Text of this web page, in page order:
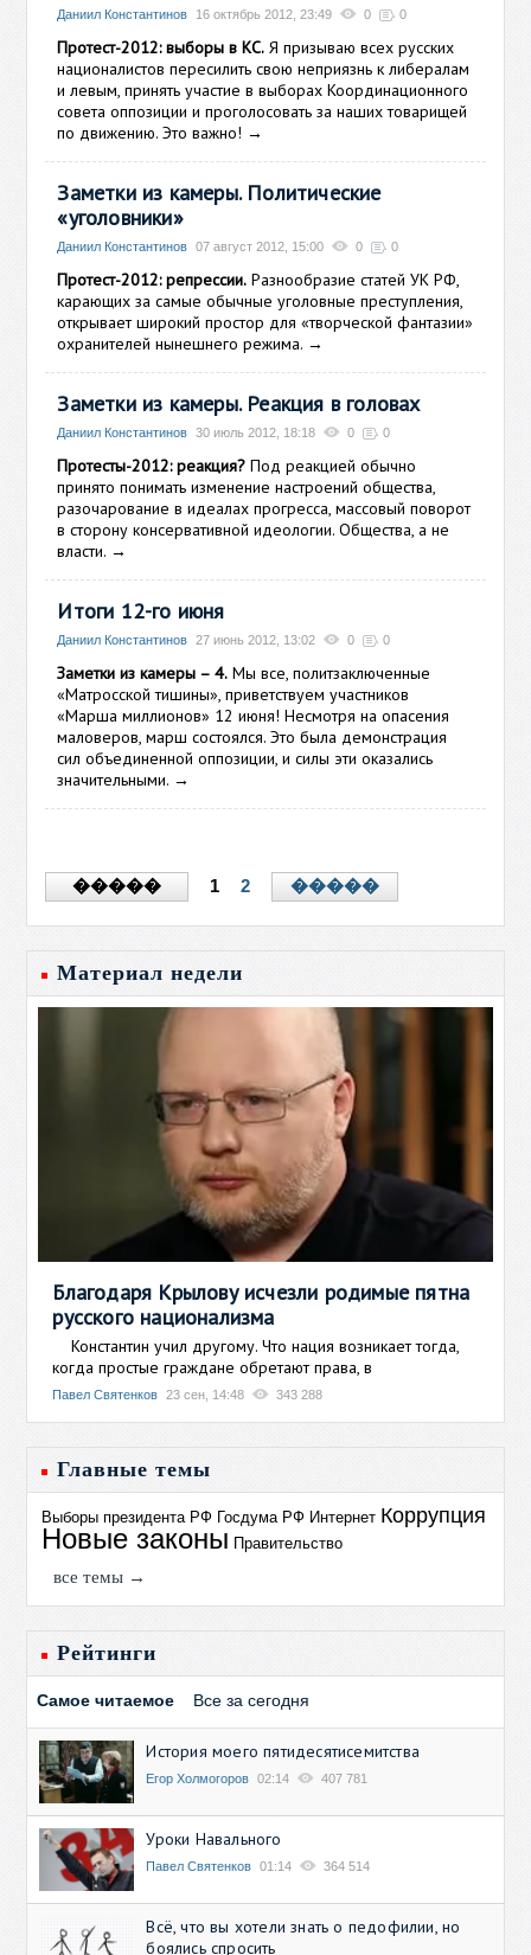
Даниил Константинов 16 октябрь 2012, 23:49 0 0
Протест-2012: выборы в КС. Я призываю всех русских
националистов пересилить свою неприязнь к либералам
и левым, принять участие в выборах Координационного
совета оппозиции и проголосовать за наших товарищей
по движению. Это важно! →
Заметки из камеры. Политические
«уголовники»
Даниил Константинов 07 август 2012, 15:00 0 0
Протест-2012: репрессии. Разнообразие статей УК РФ,
карающих за самые обычные уголовные преступления,
открывает широкий простор для «творческой фантазии»
охранителей нынешнего режима. →
Заметки из камеры. Реакция в головах
Даниил Константинов 30 июль 2012, 18:18 0 0
Протесты-2012: реакция? Под реакцией обычно
принято понимать изменение настроений общества,
разочарование в идеалах прогресса, массовый поворот
в сторону консервативной идеологии. Общества, а не
власти. →
Итоги 12-го июня
Даниил Константинов 27 июнь 2012, 13:02 0 0
Заметки из камеры – 4. Мы все, политзаключенные
«Матросской тишины», приветствуем участников
«Марша миллионов» 12 июня! Несмотря на опасения
маловеров, марш состоялся. Это была демонстрация
сил объединенной оппозиции, и силы эти оказались
значительными. →
����� 1 2 �����
Материал недели
Благодаря Крылову исчезли родимые пятна
русского национализма
Константин учил другому. Что нация возникает тогда,
когда простые граждане обретают права, в
Павел Святенков 23 сен, 14:48 343 288
Главные темы
Выборы президента РФ Госдума РФ Интернет Коррупция
Новые законы Правительство
все темы →
Рейтинги
Самое читаемое Все за сегодня
История моего пятидесятисемитства
Егор Холмогоров 02:14 407 781
Уроки Навального
Павел Святенков 01:14 364 514
Всё, что вы хотели знать о педофилии, но
боялись спросить